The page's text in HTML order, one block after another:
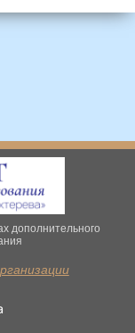
дополнительного